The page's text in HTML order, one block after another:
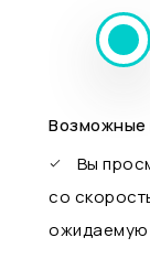
Возможные
Вы
со
ожидаемую